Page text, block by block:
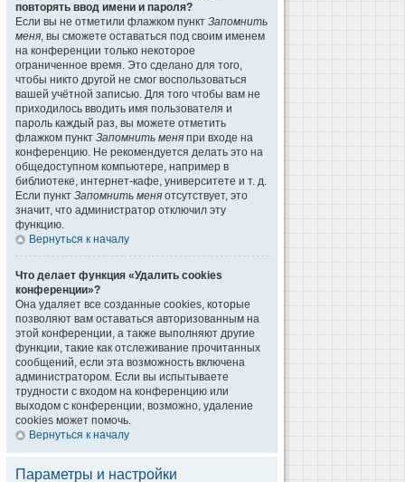
повторять ввод имени и пароля?
Если вы не отметили флажком пункт Запомнить
меня, вы сможете оставаться под своим именем
на конференции только некоторое
ограниченное время. Это сделано для того,
чтобы никто другой не смог воспользоваться
вашей учётной записью. Для того чтобы вам не
приходилось вводить имя пользователя и
пароль каждый раз, вы можете отметить
флажком пункт Запомнить меня при входе на
конференцию. Не рекомендуется делать это на
общедоступном компьютере, например в
библиотеке, интернет-кафе, университете и т. д.
Если пункт Запомнить меня отсутствует, это
значит, что администратор отключил эту
функцию.
Вернуться к началу
Что делает функция «Удалить cookies
конференции»?
Она удаляет все созданные cookies, которые
позволяют вам оставаться авторизованным на
этой конференции, а также выполняют другие
функции, такие как отслеживание прочитанных
сообщений, если эта возможность включена
администратором. Если вы испытываете
трудности с входом на конференцию или
выходом с конференции, возможно, удаление
cookies может помочь.
Вернуться к началу
Параметры и настройки